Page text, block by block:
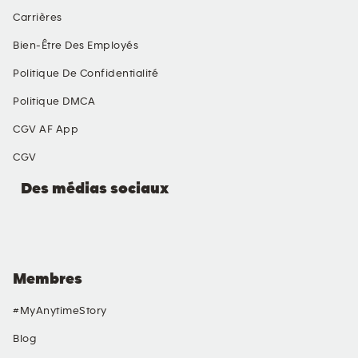
Carrières
Bien-Être Des Employés
Politique De Confidentialité
Politique DMCA
CGV AF App
CGV
Membres
#MyAnytimeStory
Blog
Des médias sociaux